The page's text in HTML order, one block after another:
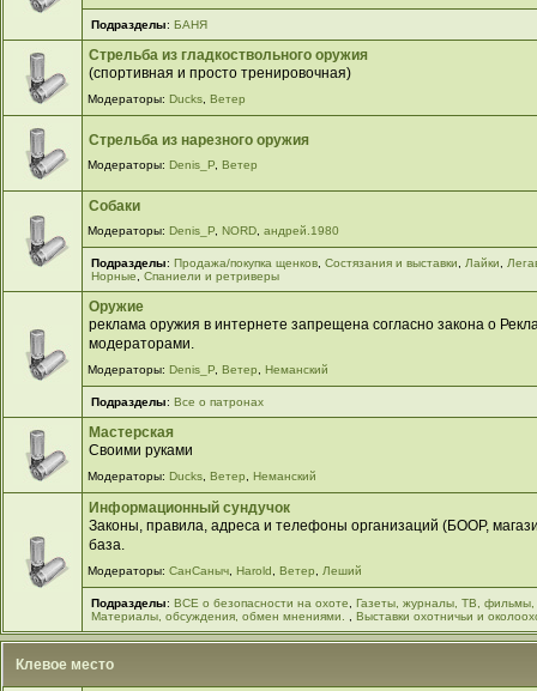
Подразделы:БАНЯ
Стрельба из гладкоствольного оружия
(спортивная и просто тренировочная)
Модераторы: Ducks, Ветер
Стрельба из нарезного оружия
Модераторы: Denis_P, Ветер
Собаки
Модераторы: Denis_P, NORD, андрей.1980
Подразделы:Продажа/покупка щенков ,Cостязания и выставки Лайки
Норные
,Спаниели и ретриверы
Оружие
реклама оружия в интернете запрещена согласно закона о
модераторами.
Модераторы: Denis_P, Ветер Неманский
Подразделы:Все о патронах
Мастерская
Своими руками
Модераторы: Ducks, Ветер Неманский
Информационный сундучок
Законы, правила, адреса и телефоны организаций (БООР,
база.
Модераторы: СанСаныч, Harold Ветер Леший
Подразделы:ВСЕ о безопасности на охоте ,Газеты, журналы, ТВ, фильмы,
Материалы, обсуждения, обмен мнениями.
,Выставки охотничьи и
Клевое место